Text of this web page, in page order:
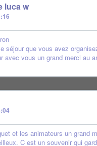
luca w
séjour que vous avez
avec vous un grand merci au
et les animateurs un
C est un souvenir qui